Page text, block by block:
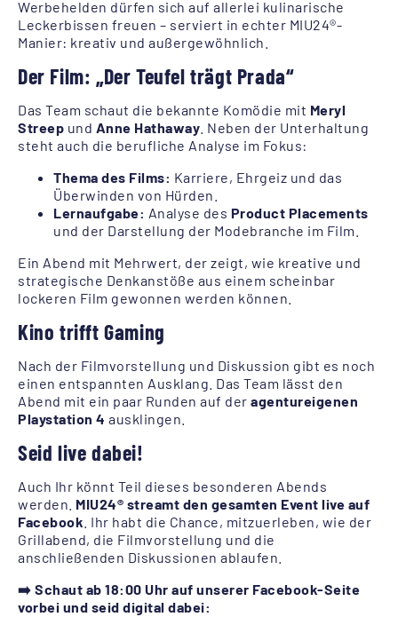
Werbehelden dürfen sich auf allerlei kulinarische
Leckerbissen freuen – serviert in echter MIU24®-
Manier: kreativ und außergewöhnlich.
Der Film: „Der Teufel trägt Prada“
Das Team schaut die bekannte Komödie mit Meryl
Streep und Anne Hathaway . Neben der Unterhaltung
steht auch die berufliche Analyse im Fokus:
Thema des Films: Karriere, Ehrgeiz und das
Überwinden von Hürden.
Lernaufgabe: Analyse des Product Placements
und der Darstellung der Modebranche im Film.
Ein Abend mit Mehrwert, der zeigt, wie kreative und
strategische Denkanstöße aus einem scheinbar
lockeren Film gewonnen werden können.
Kino trifft Gaming
Nach der Filmvorstellung und Diskussion gibt es noch
einen entspannten Ausklang. Das Team lässt den
Abend mit ein paar Runden auf der agentureigenen
Playstation 4 ausklingen.
Seid live dabei!
Auch Ihr könnt Teil dieses besonderen Abends
werden. MIU24® streamt den gesamten Event live auf
Facebook . Ihr habt die Chance, mitzuerleben, wie der
Grillabend, die Filmvorstellung und die
anschließenden Diskussionen ablaufen.
➡️ Schaut ab 18:00 Uhr auf unserer Facebook-Seite
vorbei und seid digital dabei: